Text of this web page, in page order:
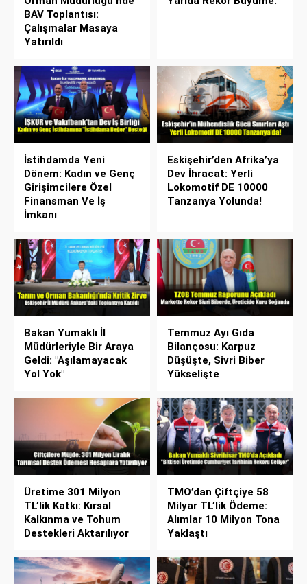
BAV Toplantısı:
Çalışmalar Masaya
Yatırıldı
İstihdamda Yeni
Dönem: Kadın ve Genç
Girişimcilere Özel
Finansman Ve İş
İmkanı
Eskişehir’den Afrika’ya
Dev İhracat: Yerli
Lokomotif DE 10000
Tanzanya Yolunda!
Bakan Yumaklı İl
Müdürleriyle Bir Araya
Geldi: "Aşılamayacak
Yol Yok"
Temmuz Ayı Gıda
Bilançosu: Karpuz
Düşüşte, Sivri Biber
Yükselişte
Üretime 301 Milyon
TL’lik Katkı: Kırsal
Kalkınma ve Tohum
Destekleri Aktarılıyor
TMO’dan Çiftçiye 58
Milyar TL’lik Ödeme:
Alımlar 10 Milyon Tona
Yaklaştı